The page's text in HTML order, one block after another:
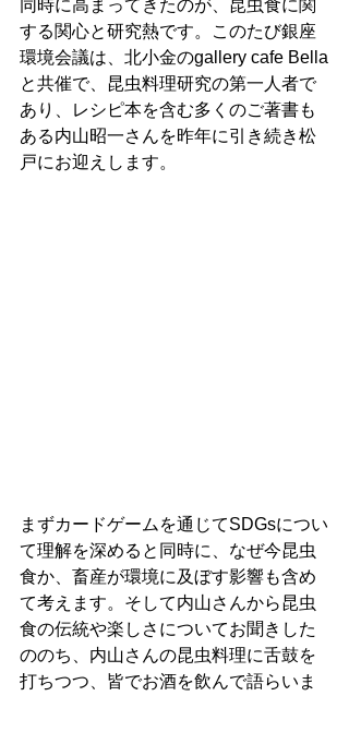
同時に高まってきたのが、昆虫食に関
する関心と研究熱です。このたび銀座
環境会議は、北小金のgallery cafe Bella
と共催で、昆虫料理研究の第一人者で
あり、レシピ本を含む多くのご著書も
ある内山昭一さんを昨年に引き続き松
戸にお迎えします。
まずカードゲームを通じてSDGsについ
て理解を深めると同時に、なぜ今昆虫
食か、畜産が環境に及ぼす影響も含め
て考えます。そして内山さんから昆虫
食の伝統や楽しさについてお聞きした
ののち、内山さんの昆虫料理に舌鼓を
打ちつつ、皆でお酒を飲んで語らいま